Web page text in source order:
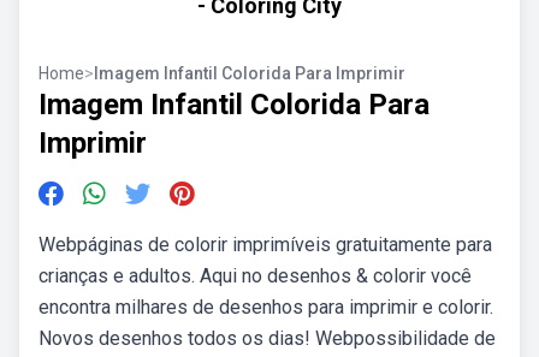
- Coloring City
Home> Imagem Infantil Colorida Para Imprimir
Imagem Infantil Colorida Para
Imprimir
Webpáginas de colorir imprimíveis gratuitamente para
crianças e adultos. Aqui no desenhos & colorir você
encontra milhares de desenhos para imprimir e colorir.
Novos desenhos todos os dias! Webpossibilidade de